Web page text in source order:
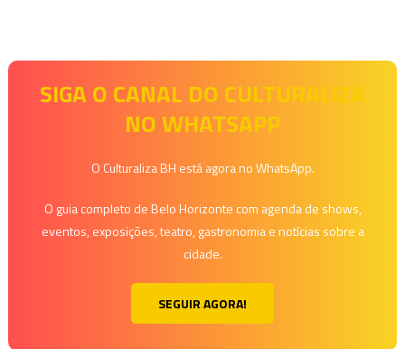
SIGA O CANAL DO CULTURALIZA
NO WHATSAPP
O Culturaliza BH está agora no WhatsApp.
O guia completo de Belo Horizonte com agenda de shows,
eventos, exposições, teatro, gastronomia e notícias sobre a
cidade.
SEGUIR AGORA!